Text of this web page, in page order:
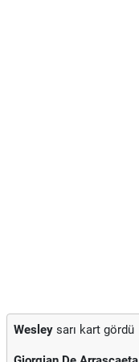
Wesley sarı kart gördü